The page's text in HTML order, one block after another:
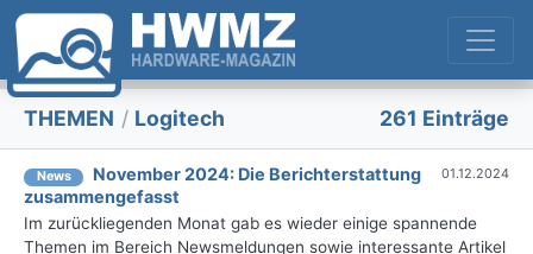
THEMEN / Logitech 261 Einträge
News
November 2024: Die Bericht­erstattung
zusammengefasst
01.12.2024
Im zurückliegenden Monat gab es wieder einige spannende
Themen im Bereich Newsmeldungen sowie interessante Artikel